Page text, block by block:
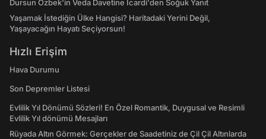
Dursun Özbek'in Veda Davetine Icardi'den Soğuk Yanıt
Yaşamak İstediğin Ülke Hangisi? Haritadaki Yerini Değil,
Yaşayacağın Hayatı Seçiyorsun!
Hızlı Erişim
Hava Durumu
Son Depremler Listesi
Evlilik Yıl Dönümü Sözleri! En Özel Romantik, Duygusal ve Resimli
Evlilik Yıl dönümü Mesajları
Rüyada Altın Görmek: Gerçekler de Saadetiniz de Çil Çil Altınlarda